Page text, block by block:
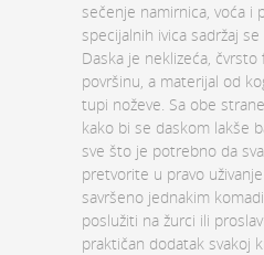
sečenje namirnica, voća i
specijalnih ivica sadržaj
Daska je neklizeća, čvrsto
površinu, a materijal od
tupi noževe. Sa obe
kako bi se daskom lakše
sve što je potrebno da
pretvorite u pravo
savršeno jednakim
poslužiti na žurci ili
praktičan dodatak svakoj